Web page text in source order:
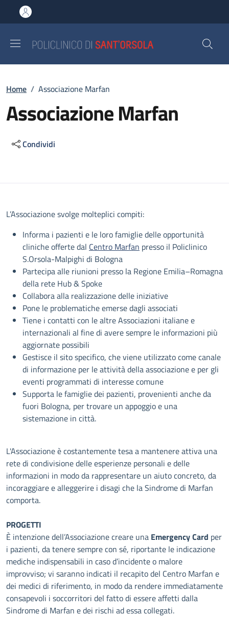
al contenuto principale
to footer content
Briciole di pane
Home / Associazione Marfan
Associazione Marfan
Condividi
Descrizione
L’Associazione svolge molteplici compiti:
Informa i pazienti e le loro famiglie delle opportunità
cliniche offerte dal Centro Marfan presso il Policlinico
S.Orsola-Malpighi di Bologna
Partecipa alle riunioni presso la Regione Emilia–Romagna
della rete Hub & Spoke
Collabora alla realizzazione delle iniziative
Pone le problematiche emerse dagli associati
Tiene i contatti con le altre Associazioni italiane e
internazionali al fine di avere sempre le informazioni più
aggiornate possibili
Gestisce il sito specifico, che viene utilizzato come canale
di informazione per le attività della associazione e per gli
eventi programmati di interesse comune
Supporta le famiglie dei pazienti, provenienti anche da
fuori Bologna, per trovare un appoggio e una
sistemazione in città.
L'Associazione è costantemente tesa a mantenere attiva una
rete di condivisione delle esperienze personali e delle
informazioni in modo da rappresentare un aiuto concreto, da
incoraggiare e alleggerire i disagi che la Sindrome di Marfan
comporta.
PROGETTI
È intenzione dell’Associazione creare una Emergency Card per
i pazienti, da tenere sempre con sé, riportante le indicazione
mediche indispensabili in caso d’incidente o malore
improvviso; vi saranno indicati il recapito del Centro Marfan e
dei medici di riferimento, in modo da rendere immediatamente
consapevoli i soccorritori del fatto di essere affetti dalla
Sindrome di Marfan e dei rischi ad essa collegati.